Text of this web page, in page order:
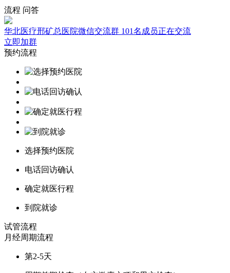
流程 问答
华北医疗邢矿总医院微信交流群 101名成员正在交流
立即加群
预约流程
选择预约医院
电话回访确认
确定就医行程
到院就诊
试管流程
月经周期流程
第2-5天